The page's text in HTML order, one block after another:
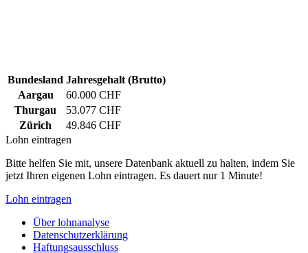
Bundesland Jahresgehalt (Brutto)
Aargau
60.000 CHF
Thurgau
53.077 CHF
Zürich
49.846 CHF
Lohn eintragen
Bitte helfen Sie mit, unsere Datenbank aktuell zu halten, indem Sie
jetzt Ihren eigenen Lohn eintragen. Es dauert nur 1 Minute!
Lohn eintragen
Über lohnanalyse
Datenschutzerklärung
Haftungsausschluss